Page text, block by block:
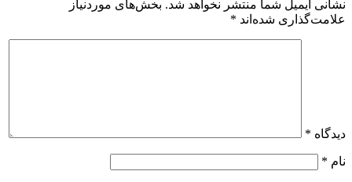
نشانی ایمیل شما منتشر نخواهد شد. بخش‌های موردنیاز
علامت‌گذاری شده‌اند *
دیدگاه *
نام *